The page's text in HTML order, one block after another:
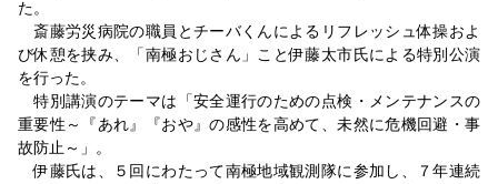
た。
斎藤労災病院の職員とチーバくんによるリフレッシュ体操およ
び休憩を挟み、「南極おじさん」こと伊藤太市氏による特別公演
を行った。
特別講演のテーマは「安全運行のための点検・メンテナンスの
重要性～『あれ』『おや』の感性を高めて、未然に危機回避・事
故防止～」。
伊藤氏は、５回にわたって南極地域観測隊に参加し、７年連続